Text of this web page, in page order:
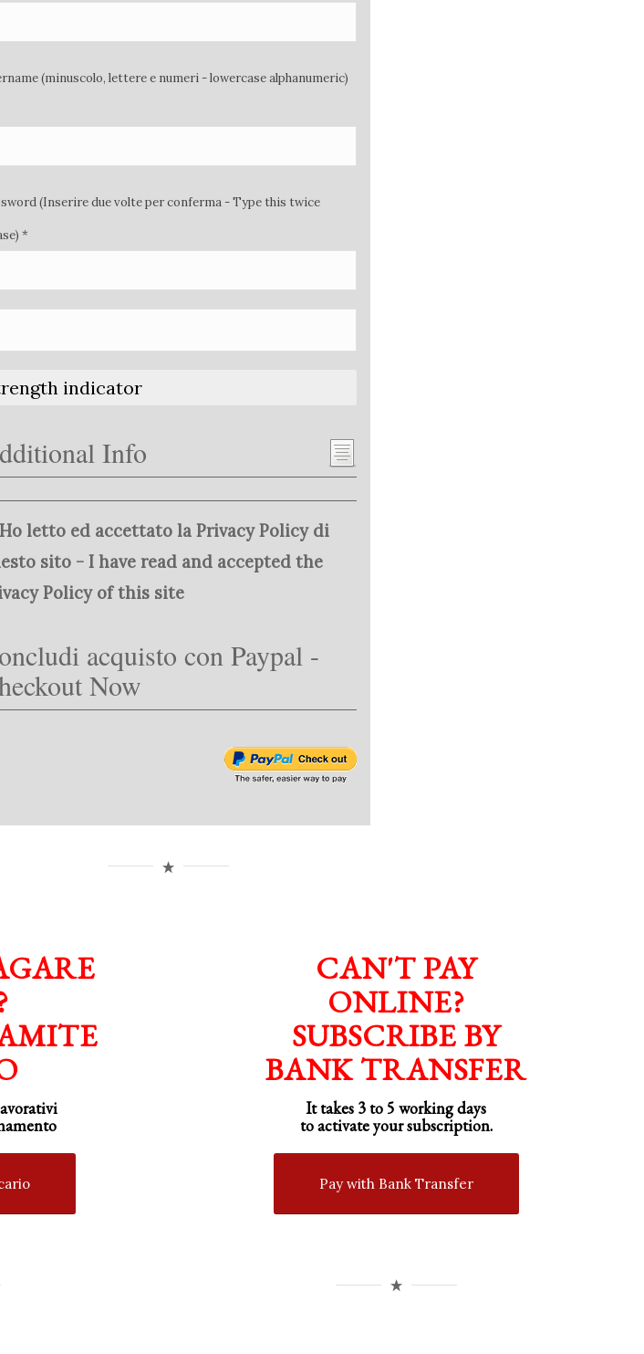
(minuscolo, lettere e numeri - lowercase alphanumeric)
(Inserire due volte per conferma - Type this twice
*
indicator
Info
Ho letto ed accettato la Privacy Policy di
sito - I have read and accepted the
Policy of this site
acquisto con Paypal -
Now
CAN'T PAY
ONLINE?
SUBSCRIBE BY
BANK TRANSFER
It takes 3 to 5 working days
to activate your subscription.
Pay with Bank Transfer